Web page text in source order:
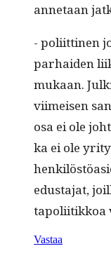
annetaan
- poli­it­ti­nen
parhaiden
mukaan.
viimeisen
osa ei ole
ka ei ole
edus­ta­jat,
tapoli­itikkoa
Vastaa